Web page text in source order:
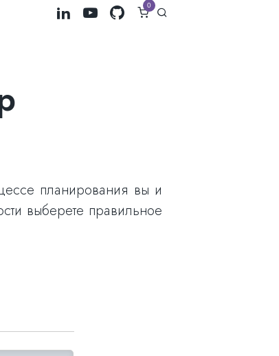
0
планирования вы и
выберете правильное